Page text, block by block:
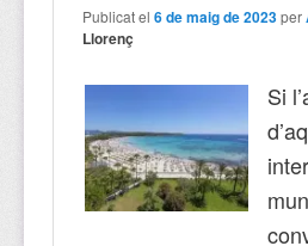
Publicat el6 de maig de 2023 per
Llorenç
Si